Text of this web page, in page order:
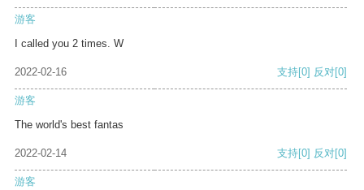
游客
I called you 2 times. W
2022-02-16 支持[0] 反对[0]
游客
The world's best fantas
2022-02-14 支持[0] 反对[0]
游客